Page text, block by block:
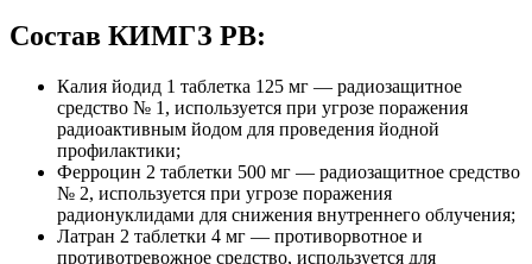
Состав КИМГЗ РВ:
Калия йодид 1 таблетка 125 мг — радиозащитное
средство № 1, используется при угрозе поражения
радиоактивным йодом для проведения йодной
профилактики;
Ферроцин 2 таблетки 500 мг — радиозащитное средство
№ 2, используется при угрозе поражения
радионуклидами для снижения внутреннего облучения;
Латран 2 таблетки 4 мг — противорвотное и
противотревожное средство, используется для